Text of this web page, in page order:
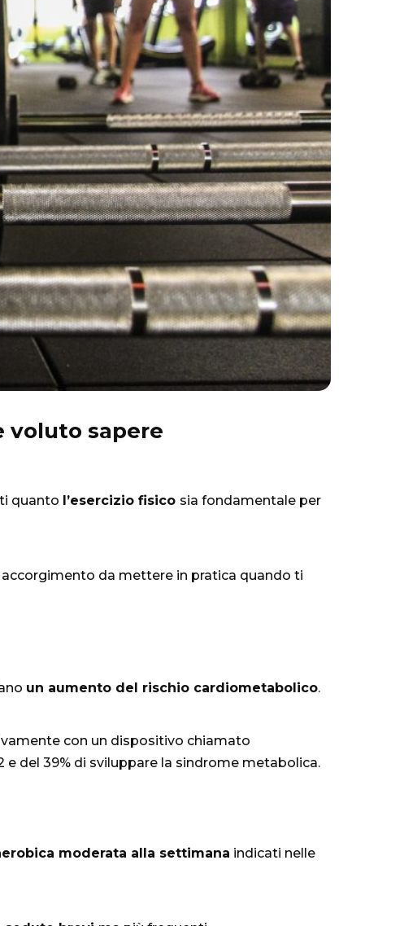
voluto sapere
quanto l’esercizio fisico sia fondamentale per
da mettere in pratica quando ti
un aumento del rischio cardiometabolico.
con un dispositivo chiamato
del 39% di sviluppare la sindrome metabolica.
moderata alla settimana indicati nelle